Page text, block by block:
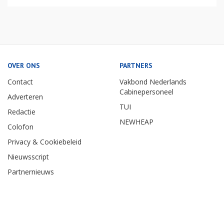
OVER ONS
Contact
Adverteren
Redactie
Colofon
Privacy & Cookiebeleid
Nieuwsscript
Partnernieuws
PARTNERS
Vakbond Nederlands
Cabinepersoneel
TUI
NEWHEAP